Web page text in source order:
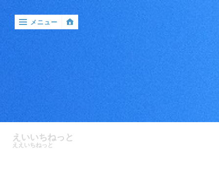
ケ
ー
メニュー
えいいちねっと
ええいちねっと